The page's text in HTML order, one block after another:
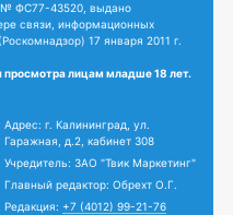
№ ФС77-43520, выдано
связи, информационных
17 января 2011 г.
просмотра лицам младше 18 лет.
Адрес: г. Калининград, ул.
Гаражная, д.2, кабинет 308
Учредитель: ЗАО "Твик Маркетинг"
Главный редактор: Обрехт О.Г.
Редакция: +7 (4012) 99-21-76